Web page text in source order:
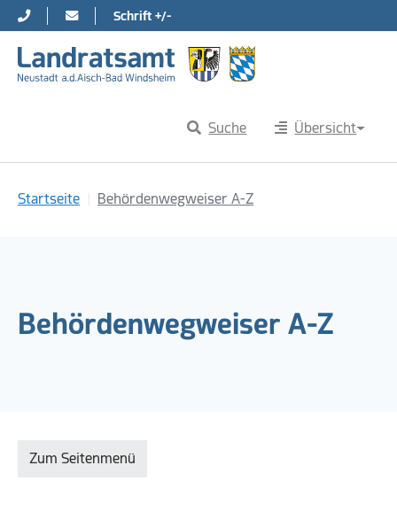
Direkt zur Hauptnavigation springen
Direkt zum Inhalt springen
Schrift +/-
Suche Übersicht
Startseite Behördenwegweiser A-Z
Behördenwegweiser A-Z
Zum Seitenmenü